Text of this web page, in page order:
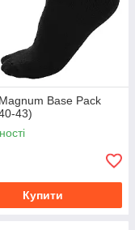
Base Pack
43)
Купити